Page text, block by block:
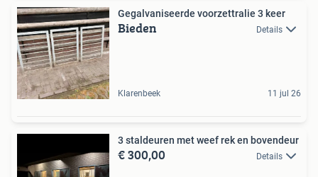
Gegalvaniseerde voorzettralie 3 keer
Bieden Details
Klarenbeek 11 jul 26
3 staldeuren met weef rek en bovendeur
€ 300,00 Details